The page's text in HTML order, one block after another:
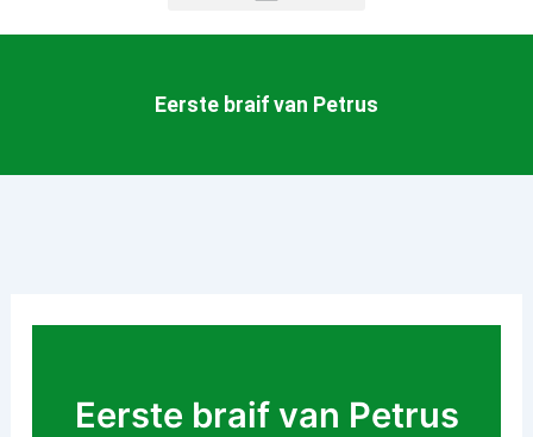
Eerste braif van Petrus
Eerste braif van Petrus